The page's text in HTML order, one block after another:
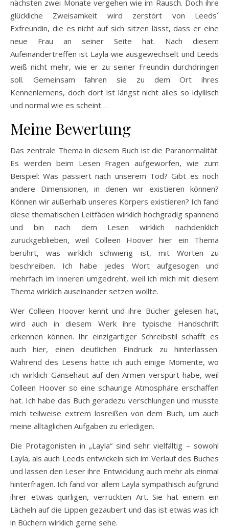
nächsten zwei Monate vergehen wie im Rausch. Doch ihre
glückliche Zweisamkeit wird zerstört von Leeds´
Exfreundin, die es nicht auf sich sitzen lässt, dass er eine
neue Frau an seiner Seite hat. Nach diesem
Aufeinandertreffen ist Layla wie ausgewechselt und Leeds
weiß nicht mehr, wie er zu seiner Freundin durchdringen
soll. Gemeinsam fahren sie zu dem Ort ihres
Kennenlernens, doch dort ist längst nicht alles so idyllisch
und normal wie es scheint…
Meine Bewertung
Das zentrale Thema in diesem Buch ist die Paranormalität.
Es werden beim Lesen Fragen aufgeworfen, wie zum
Beispiel: Was passiert nach unserem Tod? Gibt es noch
andere Dimensionen, in denen wir existieren können?
Können wir außerhalb unseres Körpers existieren? Ich fand
diese thematischen Leitfäden wirklich hochgradig spannend
und bin nach dem Lesen wirklich nachdenklich
zurückgeblieben, weil Colleen Hoover hier ein Thema
berührt, was wirklich schwierig ist, mit Worten zu
beschreiben. Ich habe jedes Wort aufgesogen und
mehrfach im Inneren umgedreht, weil ich mich mit diesem
Thema wirklich auseinander setzen wollte.
Wer Colleen Hoover kennt und ihre Bücher gelesen hat,
wird auch in diesem Werk ihre typische Handschrift
erkennen können. Ihr einzigartiger Schreibstil schafft es
auch hier, einen deutlichen Eindruck zu hinterlassen.
Während des Lesens hatte ich auch einige Momente, wo
ich wirklich Gänsehaut auf den Armen verspürt habe, weil
Colleen Hoover so eine schaurige Atmosphäre erschaffen
hat. Ich habe das Buch geradezu verschlungen und musste
mich teilweise extrem losreißen von dem Buch, um auch
meine alltäglichen Aufgaben zu erledigen.
Die Protagonisten in „Layla“ sind sehr vielfältig – sowohl
Layla, als auch Leeds entwickeln sich im Verlauf des Buches
und lassen den Leser ihre Entwicklung auch mehr als einmal
hinterfragen. Ich fand vor allem Layla sympathisch aufgrund
ihrer etwas quirligen, verrückten Art. Sie hat einem ein
Lächeln auf die Lippen gezaubert und das ist etwas was ich
in Büchern wirklich gerne sehe.